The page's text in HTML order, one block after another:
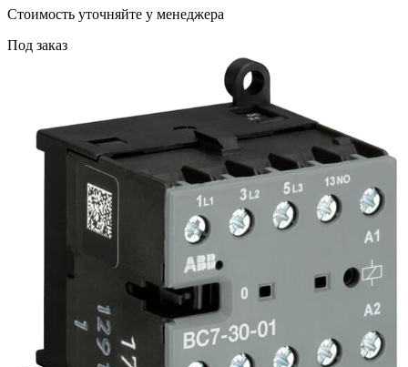
Cтоимость уточняйте у менеджера
Под заказ